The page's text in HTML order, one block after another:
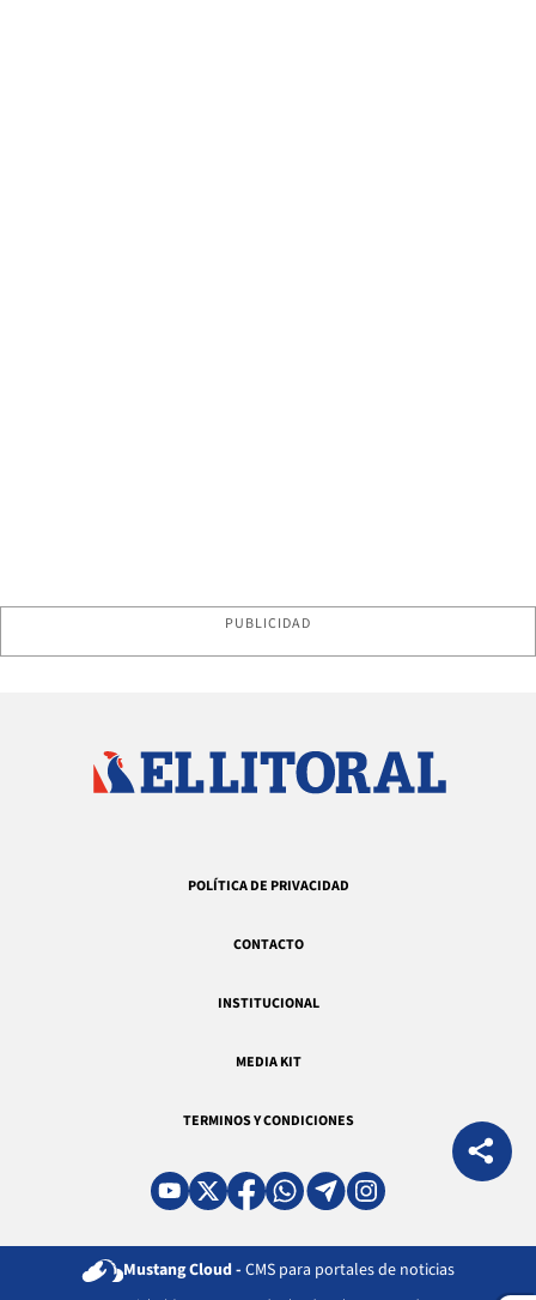
PUBLICIDAD
POLÍTICA DE PRIVACIDAD
CONTACTO
INSTITUCIONAL
MEDIA KIT
TERMINOS Y CONDICIONES
Mustang Cloud - CMS para portales de noticias